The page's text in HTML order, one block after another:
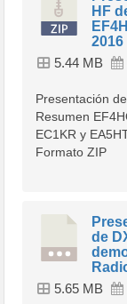
HF
2016
5.44 MB
Presentación
Resumen
EC1KR y
Formato ZIP
de
5.65 MB